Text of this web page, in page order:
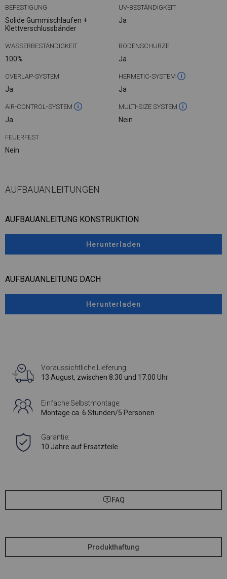
BEFESTIGUNG
Solide Gummischlaufen +
Klettverschlussbänder
UV-BESTÄNDIGKEIT
Ja
WASSERBESTÄNDIGKEIT
100%
BODENSCHÜRZE
Ja
OVERLAP-SYSTEM
Ja
HERMETIC-SYSTEM
Ja
AIR-CONTROL-SYSTEM
Ja
MULTI-SIZE SYSTEM
Nein
FEUERFEST
Nein
AUFBAUANLEITUNGEN
AUFBAUANLEITUNG KONSTRUKTION
Herunterladen
AUFBAUANLEITUNG DACH
Herunterladen
Voraussichtliche Lieferung:
13 August, zwischen 8:30 und 17:00 Uhr
Einfache Selbstmontage:
Montage ca. 6 Stunden/5 Personen
Garantie:
10 Jahre auf Ersatzteile
FAQ
Produkthaftung